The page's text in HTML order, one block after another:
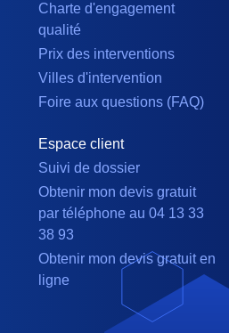
Charte d'engagement
qualité
Prix des interventions
Villes d'intervention
Foire aux questions (FAQ)
Espace client
Suivi de dossier
Obtenir mon devis gratuit
par téléphone au 04 13 33
38 93
Obtenir mon devis gratuit en
ligne